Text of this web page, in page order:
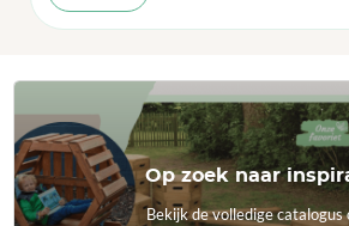
Op zoek naar
Bekijk de volledige catalogus